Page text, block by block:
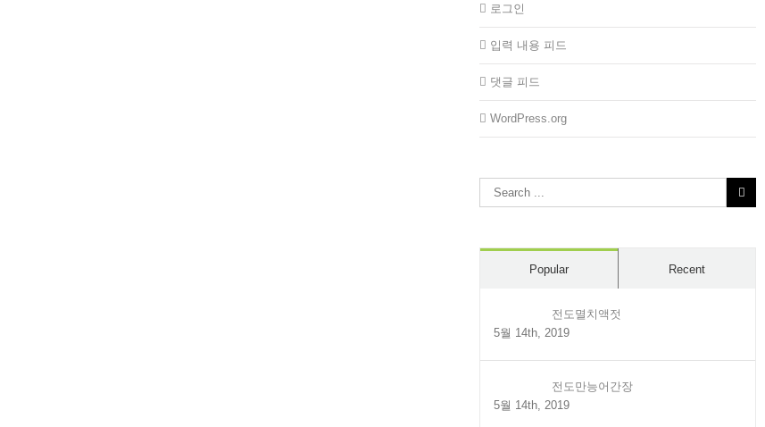
로그인
입력 내용 피드
댓글 피드
WordPress.org
Search
for:
Popular Recent
전도멸치액젓
5월 14th, 2019
전도만능어간장
5월 14th, 2019